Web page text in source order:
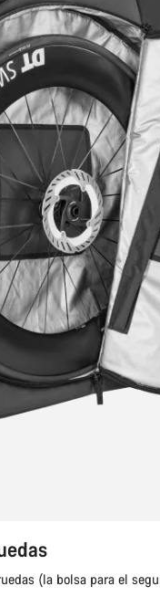
(la bolsa para el